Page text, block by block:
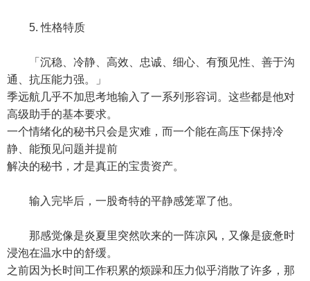
5. 性格特质
「沉稳、冷静、高效、忠诚、细心、有预见性、善于沟
通、抗压能力强。」
季远航几乎不加思考地输入了一系列形容词。这些都是他对
高级助手的基本要求。
一个情绪化的秘书只会是灾难，而一个能在高压下保持冷
静、能预见问题并提前
解决的秘书，才是真正的宝贵资产。
输入完毕后，一股奇特的平静感笼罩了他。
那感觉像是炎夏里突然吹来的一阵凉风，又像是疲惫时
浸泡在温水中的舒缓。
之前因为长时间工作积累的烦躁和压力似乎消散了许多，那